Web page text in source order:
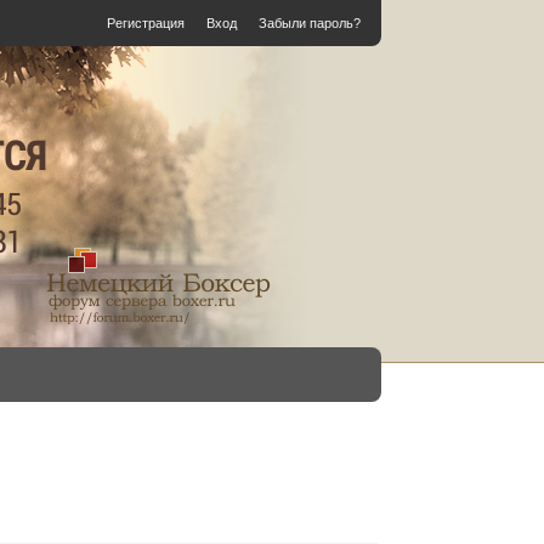
Регистрация Вход Забыли пароль?